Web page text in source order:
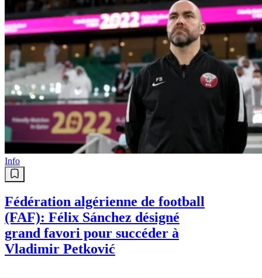
Info
Fédération algérienne de football
(FAF): Félix Sánchez désigné
grand favori pour succéder à
Vladimir Petković